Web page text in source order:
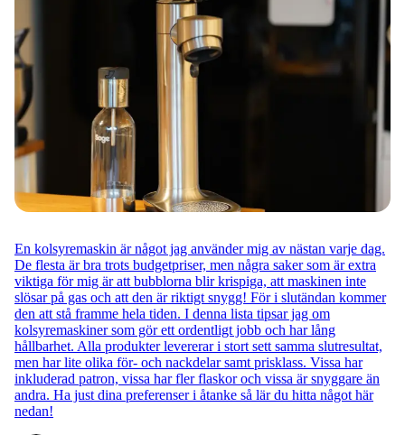
En kolsyremaskin är något jag använder mig av nästan varje dag.
De flesta är bra trots budgetpriser, men några saker som är extra
viktiga för mig är att bubblorna blir krispiga, att maskinen inte
slösar på gas och att den är riktigt snygg! För i slutändan kommer
den att stå framme hela tiden. I denna lista tipsar jag om
kolsyremaskiner som gör ett ordentligt jobb och har lång
hållbarhet. Alla produkter levererar i stort sett samma slutresultat,
men har lite olika för- och nackdelar samt prisklass. Vissa har
inkluderad patron, vissa har fler flaskor och vissa är snyggare än
andra. Ha just dina preferenser i åtanke så lär du hitta något här
nedan!